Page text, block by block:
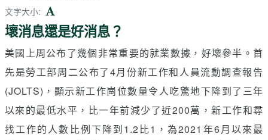
文字大小:
壞消息還是好消息？
美國上周公布了幾個非常重要的就業數據，好壞參半。首
先是勞工部周二公布了4月份新工作和人員流動調查報告
(JOLTS)，顯示新工作崗位數量令人吃驚地下降到了三年
以來的最低水平，比一年前減少了近200萬，新工作和尋
找工作的人數比例下降到1.2比1，為2021年6月以來最